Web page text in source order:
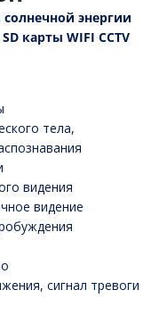
энергии
карты WIFI CCTV
тела,
видения
видение
сигнал тревоги